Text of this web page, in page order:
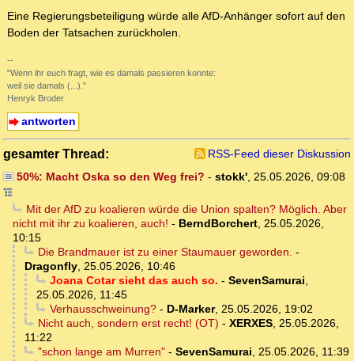
Eine Regierungsbeteiligung würde alle AfD-Anhänger sofort auf den
Boden der Tatsachen zurückholen.
--
"Wenn ihr euch fragt, wie es damals passieren konnte:
weil sie damals (...)."
Henryk Broder
antworten
gesamter Thread:
RSS-Feed dieser Diskussion
50%: Macht Oska so den Weg frei? - stokk', 25.05.2026, 09:08
Mit der AfD zu koalieren würde die Union spalten? Möglich. Aber
nicht mit ihr zu koalieren, auch! - BerndBorchert, 25.05.2026,
10:15
Die Brandmauer ist zu einer Staumauer geworden. -
Dragonfly, 25.05.2026, 10:46
Joana Cotar sieht das auch so. - SevenSamurai,
25.05.2026, 11:45
Verhausschweinung?- D-Marker, 25.05.2026, 19:02
Nicht auch, sondern erst recht! (OT) - XERXES, 25.05.2026,
11:22
"schon lange am Murren"- SevenSamurai, 25.05.2026, 11:39